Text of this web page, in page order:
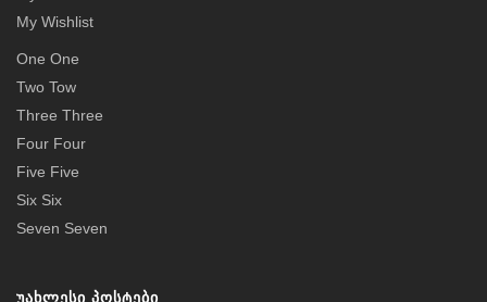
My Wishlist
One One
Two Tow
Three Three
Four Four
Five Five
Six Six
Seven Seven
ᲣᲐᲮᲚᲔᲡᲘ ᲞᲝᲡᲢᲔᲑᲘ